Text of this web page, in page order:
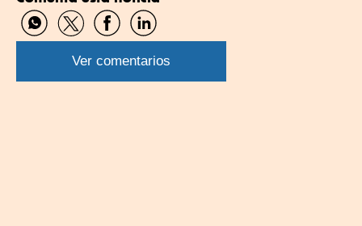
Compartir
por
WhatsApp
Compartir
por
Twitter
Compartir
por
Facebook
Compartir
por
Linkedin
Ver comentarios